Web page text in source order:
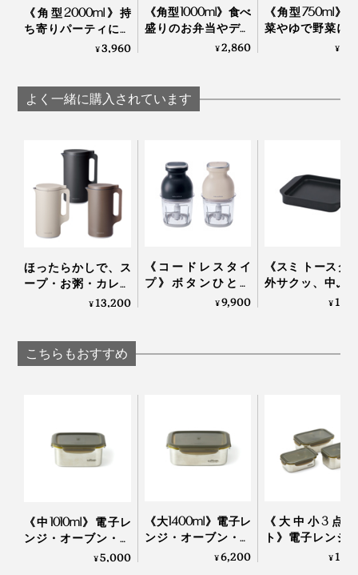
丸型サイズ違い、角型サイズ違いなら、入れ子で重ねて
スッキリ収納できます。
ますが、各サイズ色違いにすると、使うときにフタと容
器の組み合わせがすぐに判別できて便利。
なってしまいますが、本品は何度使っても変形したり傷
がついたりしにくく、長持ち。結果、コスパは高いと思
《角型2000ml》持
ち寄りパーティに。
汁漏れしにくい“マル
RECTANGULAR』｜
MEPAL
¥3,960
《角型1000ml》食べ
盛りのお弁当やデザ
ート作りに。汁漏れ
RECTANGULAR』｜
MEPAL
¥2,860
《角型750ml》
菜やゆで野菜に
漏れしにくい“
¥
よく一緒に購入されています
ほったらかしで、ス
ープ・お粥・カレー
も作れる「自動調理
¥13,200
《コードレスタイ
プ》ボタンひとつ
で、刻む・混ぜる・
¥9,900
《スミ トースタ
外サクッ、中ふ
と焼きあがる、
¥
こちらもおすすめ
《中1010ml》電子レ
ンジ・オーブン・冷
凍・食洗機OK、調理
¥5,000
《大1400ml》電子レ
ンジ・オーブン・冷
凍・食洗機OK、調理
¥6,200
《大中小3点
ト》電子レンジ
ーブン・冷凍・
¥